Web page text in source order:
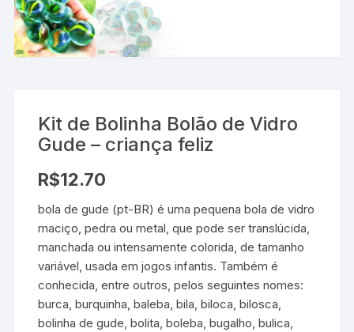
Kit de Bolinha Bolão de Vidro
Gude – criança feliz
R$12.70
bola de gude (pt-BR) é uma pequena bola de vidro
maciço, pedra ou metal, que pode ser translúcida,
manchada ou intensamente colorida, de tamanho
variável, usada em jogos infantis. Também é
conhecida, entre outros, pelos seguintes nomes:
burca, burquinha, baleba, bila, biloca, bilosca,
bolinha de gude, bolita, boleba, bugalho, bulica,